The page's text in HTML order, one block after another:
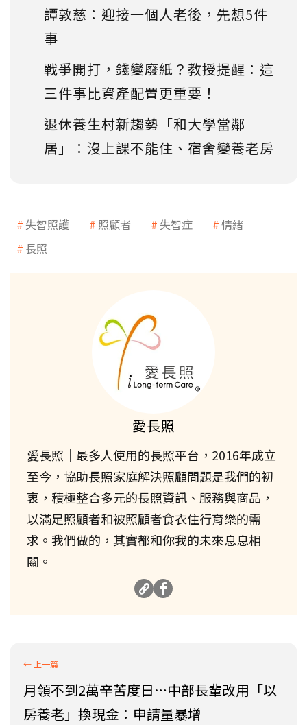
譚敦慈：迎接一個人老後，先想5件
事
戰爭開打，錢變廢紙？教授提醒：這
三件事比資產配置更重要！
退休養生村新趨勢「和大學當鄰
居」：沒上課不能住、宿舍變養老房
失智照護 照顧者 失智症
情緒
長照
愛長照
愛長照｜最多人使用的長照平台，2016年成立
至今，協助長照家庭解決照顧問題是我們的初
衷，積極整合多元的長照資訊、服務與商品，
以滿足照顧者和被照顧者食衣住行育樂的需
求。我們做的，其實都和你我的未來息息相
關。
月領不到2萬辛苦度日…中部長輩改用「以
房養老」換現金：申請量暴增